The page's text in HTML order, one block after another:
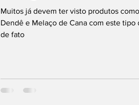
Muitos já devem ter visto produtos
Dendê e Melaço de Cana com este tipo de aviso em
de fato